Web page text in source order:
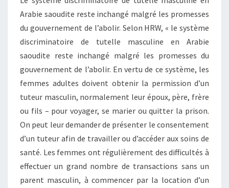
Arabie saoudite reste inchangé malgré les promesses
du gouvernement de l’abolir. Selon HRW, « le système
discriminatoire de tutelle masculine en Arabie
saoudite reste inchangé malgré les promesses du
gouvernement de l’abolir. En vertu de ce système, les
femmes adultes doivent obtenir la permission d’un
tuteur masculin, normalement leur époux, père, frère
ou fils – pour voyager, se marier ou quitter la prison.
On peut leur demander de présenter le consentement
d’un tuteur afin de travailler ou d’accéder aux soins de
santé. Les femmes ont régulièrement des difficultés à
effectuer un grand nombre de transactions sans un
parent masculin, à commencer par la location d’un